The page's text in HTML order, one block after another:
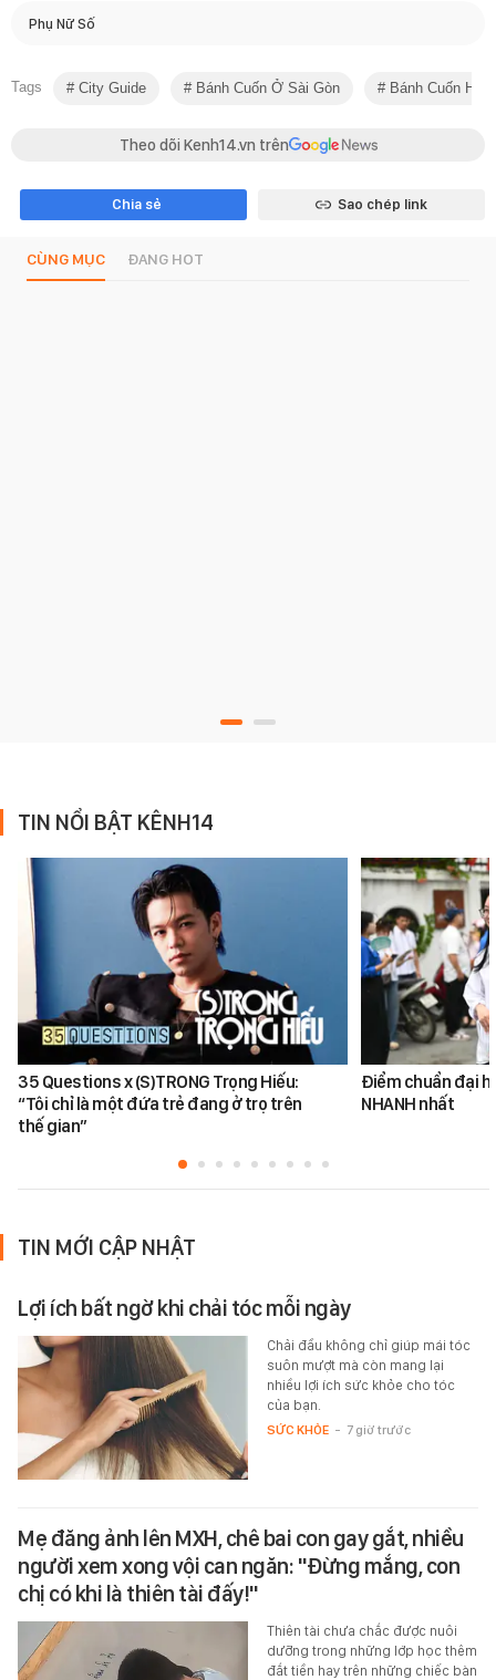
Phụ Nữ Số
Tags City Guide Bánh Cuốn Ở Sài Gòn Bánh Cuốn
Theo dõi Kenh14.vn trên
Chia sẻ Sao chép link
CÙNG MỤC ĐANG HOT
TIN NỔI BẬT KÊNH14
35 Questions x (S)TRONG Trọng Hiếu:
“Tôi chỉ là một đứa trẻ đang ở trọ trên
thế gian”
Điểm chuẩn đại
NHANH nhất
TIN MỚI CẬP NHẬT
Lợi ích bất ngờ khi chải tóc mỗi ngày
Chải đầu không chỉ giúp mái tóc
suôn mượt mà còn mang lại
nhiều lợi ích sức khỏe cho tóc
của bạn.
SỨC KHỎE - 7 giờ trước
Mẹ đăng ảnh lên MXH, chê bai con gay gắt, nhiều
người xem xong vội can ngăn: "Đừng mắng, con
chị có khi là thiên tài đấy!"
Thiên tài chưa chắc được nuôi
dưỡng trong những lớp học thêm
đắt tiền hay trên những chiếc bàn